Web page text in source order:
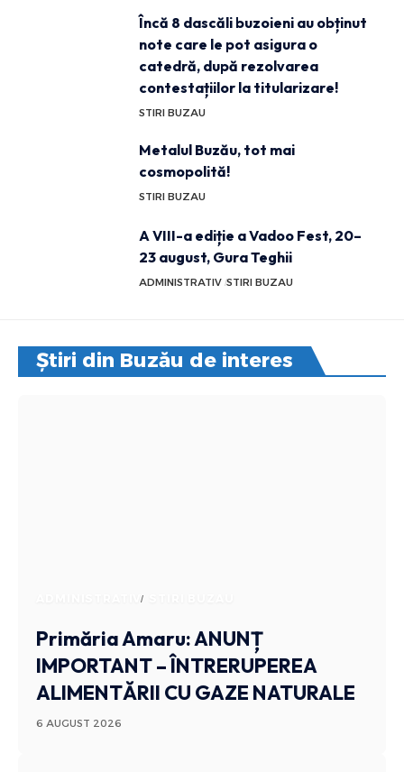
Încă 8 dascăli buzoieni au obținut
note care le pot asigura o
catedră, după rezolvarea
contestațiilor la titularizare!
STIRI BUZAU
Metalul Buzău, tot mai
cosmopolită!
STIRI BUZAU
A VIII-a ediție a Vadoo Fest, 20–
23 august, Gura Teghii
ADMINISTRATIV STIRI BUZAU
Știri din Buzău de interes
ADMINISTRATIV
Primăria Amaru: ANUNȚ
IMPORTANT – ÎNTRERUPEREA
ALIMENTĂRII CU GAZE NATURALE
6 AUGUST 2026